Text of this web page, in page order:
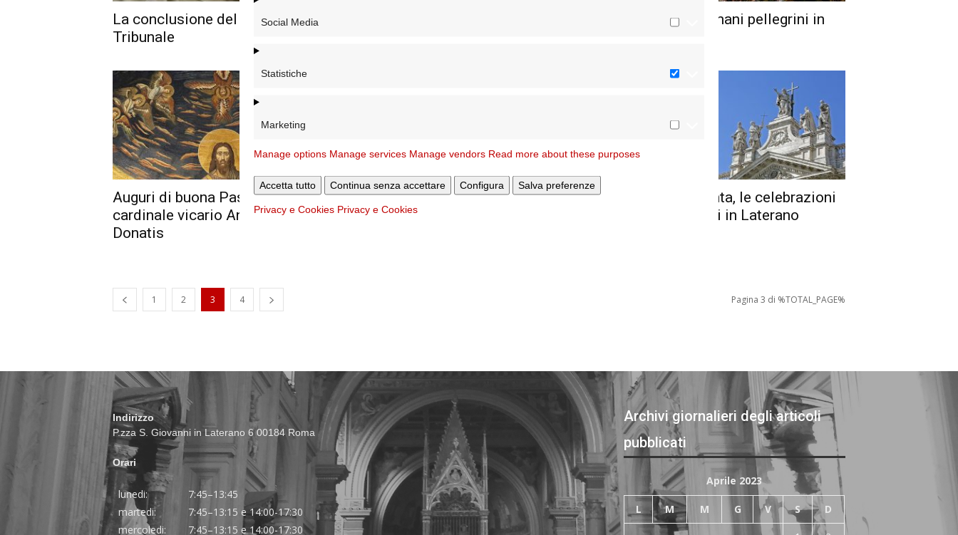
Social Media
Statistiche
Marketing
Manage options Manage services Manage vendors Read more about these purposes
Accetta tutto Continua senza accettare Configura Salva preferenze
Privacy e Cookies Privacy e Cookies
La conclusione del corso del
Tribunale
I sacerdoti romani pellegrini in
Auguri di buona Pasqua dal
cardinale vicario Angelo De
Donatis
Dedicato a Camelot il sussidio
dell’oratorio estivo
Settimana Santa, le celebrazioni
a San Giovanni in Laterano
1 2 3 4 Pagina 3 di %TOTAL_PAGE%
Indirizzo
P.zza S. Giovanni in Laterano 6 00184 Roma
Orari
lunedi:
7:45–13:45
martedi:
7:45–13:15 e 14:00-17:30
mercoledi:
7:45–13:15 e 14:00-17:30
Archivi giornalieri degli articoli
pubblicati
Aprile 2023
L M M G V S D